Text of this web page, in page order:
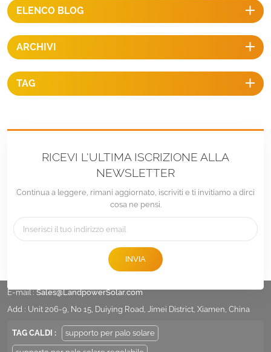
ELENCO BLOG
ARCHIVI
TAG
RICEVI L'ULTIMA ISCRIZIONE ALLA
NEWSLETTER
Continua a leggere, rimani aggiornato, iscriviti e ti invitiamo a dirci
cosa ne pensi.
INVIA
E-mail :Sales@LandpowerSolar.com
Add : Unit 206-9, No 15, Duiying Road, Jimei District, Xiamen, China
TAG CALDI : supporto per palo solare